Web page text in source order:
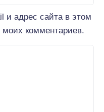
и адрес сайта в этом
комментариев.